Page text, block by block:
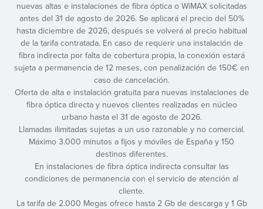
nuevas altas e instalaciones de fibra óptica o WiMAX solicitadas
antes del 31 de agosto de 2026. Se aplicará el precio del 50%
hasta diciembre de 2026, después se volverá al precio habitual
de la tarifa contratada. En caso de requerir una instalación de
fibra indirecta por falta de cobertura propia, la conexión estará
sujeta a permanencia de 12 meses, con penalización de 150€ en
caso de cancelación.
Oferta de alta e instalación gratuita para nuevas instalaciones de
fibra óptica directa y nuevos clientes realizadas en núcleo
urbano hasta el 31 de agosto de 2026.
Llamadas ilimitadas sujetas a un uso razonable y no comercial.
Máximo 3.000 minutos a fijos y móviles de España y 150
destinos diferentes.
En instalaciones de fibra óptica indirecta consultar las
condiciones de permanencia con el servicio de atención al
cliente.
La tarifa de 2.000 Megas ofrece hasta 2 Gb de descarga y 1 Gb